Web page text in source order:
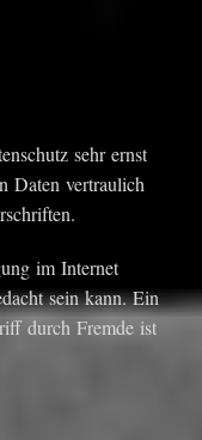
sehr ernst
Daten vertraulich
im Internet
sein kann. Ein
durch Fremde ist